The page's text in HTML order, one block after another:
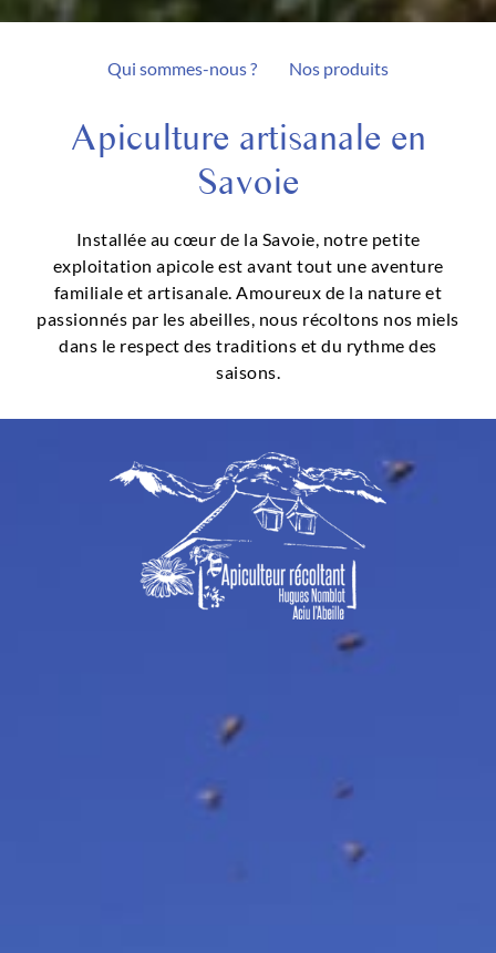
Qui sommes-nous ? Nos produits
Apiculture artisanale en
Savoie
Installée au cœur de la Savoie, notre petite
exploitation apicole est avant tout une aventure
familiale et artisanale. Amoureux de la nature et
passionnés par les abeilles, nous récoltons nos miels
dans le respect des traditions et du rythme des
saisons.